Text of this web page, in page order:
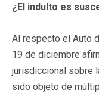
¿El indulto es
Al respecto el Auto
19 de diciembre
jurisdiccional sobre
sido objeto de